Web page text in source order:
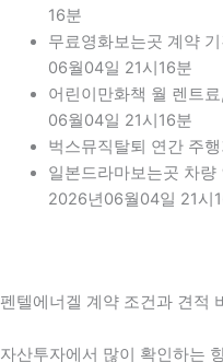
16분
무료영화보는곳 계약
06월04일 21시16분
어린이만화책 월 렌트
06월04일 21시16분
벅스뮤직탈퇴 연간 주
일본드라마보는곳 차량
2026년06월04일 21시
펜텔에너겔 계약 조건과 견적
자산투자에서 많이 확인하는